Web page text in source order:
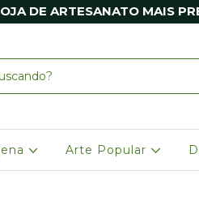
DE ARTESANATO MAIS
Arte Popular